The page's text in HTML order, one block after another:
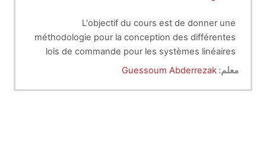
L'objectif du cours est de donner une
méthodologie pour la conception des différentes
lois de commande pour les systèmes linéaires
invariants multivariables, dans le contexte de
معلم: Guessoum Abderrezak